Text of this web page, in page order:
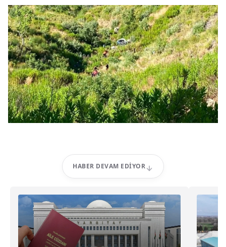
HABER DEVAM EDIYOR